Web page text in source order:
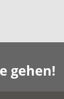
gehen!